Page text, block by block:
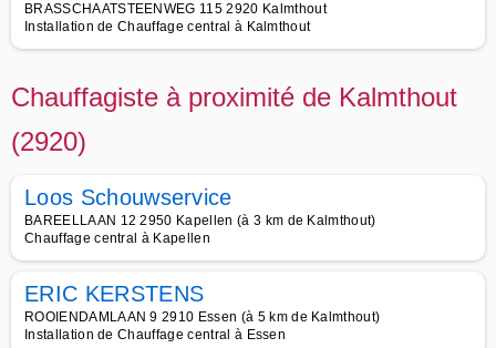
BRASSCHAATSTEENWEG 115 2920 Kalmthout
Installation de Chauffage central à Kalmthout
Chauffagiste à proximité de Kalmthout
(2920)
Loos Schouwservice
BAREELLAAN 12 2950 Kapellen (à 3 km de Kalmthout)
Chauffage central à Kapellen
ERIC KERSTENS
ROOIENDAMLAAN 9 2910 Essen (à 5 km de Kalmthout)
Installation de Chauffage central à Essen